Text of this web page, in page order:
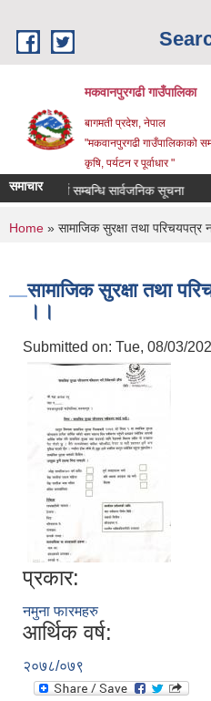
मकवानपुरगढी गाउँपालिका
बागमती प्रदेश, नेपाल
"मकवानपुरगढी गाउँपालिकाको
कृषि, पर्यटन र पूर्वाधार "
समाचार
सूची दर्ता सम्बन्धि सार्वजनिक सूचना
You are here
Home » सामाजिक सुरक्षा तथा
सामाजिक सुरक्षा तथा
।।
Submitted on: Tue, 08/03/
प्रकार:
नमुना फारमहरु
आर्थिक वर्ष:
२०७८/०७९